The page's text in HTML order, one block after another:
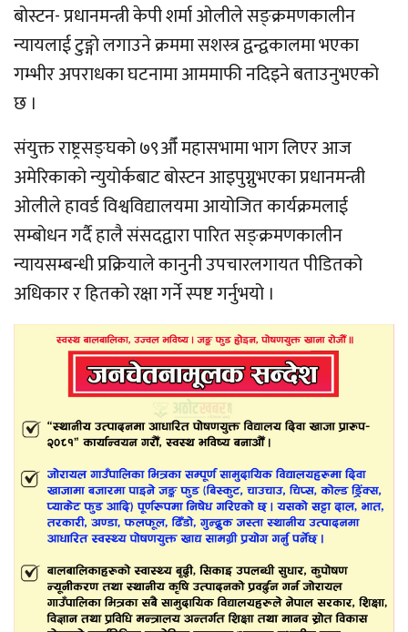
बोस्टन- प्रधानमन्त्री केपी शर्मा ओलीले सङ्क्रमणकालीन
न्यायलाई टुङ्गो लगाउने क्रममा सशस्त्र द्वन्द्वकालमा भएका
गम्भीर अपराधका घटनामा आममाफी नदिइने बताउनुभएको
छ ।
संयुक्त राष्ट्रसङ्घको ७९औँ महासभामा भाग लिएर आज
अमेरिकाको न्युयोर्कबाट बोस्टन आइपुग्नुभएका प्रधानमन्त्री
ओलीले हावर्ड विश्वविद्यालयमा आयोजित कार्यक्रमलाई
सम्बोधन गर्दै हालै संसदद्वारा पारित सङ्क्रमणकालीन
न्यायसम्बन्धी प्रक्रियाले कानुनी उपचारलगायत पीडितको
अधिकार र हितको रक्षा गर्ने स्पष्ट गर्नुभयो ।